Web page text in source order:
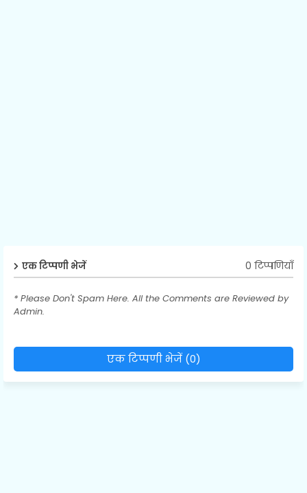
एक टिप्पणी भेजें 0 टिप्पणियाँ
* Please Don't Spam Here. All the Comments are Reviewed by
Admin.
एक टिप्पणी भेजें (0)